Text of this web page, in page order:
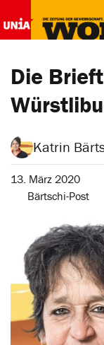
Die
Katrin
13. März 2020
Bärtschi-Post